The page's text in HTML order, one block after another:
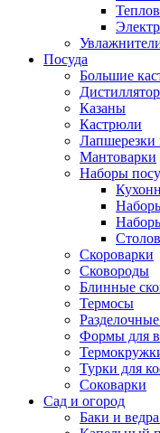
Посуда
Большие
Казаны
Кастрюли
Мантоварки
Наборы
Скороварки
Сковороды
Блинные
Термосы
Формы для
Турки для
Соковарки
Сад и огород
Баки и